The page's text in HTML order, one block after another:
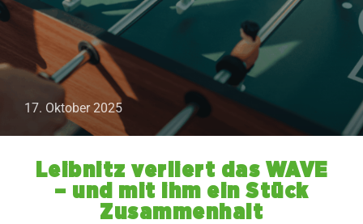
17. Oktober 2025
Leibnitz verliert das WAVE
– und mit ihm ein Stück
Zusammenhalt